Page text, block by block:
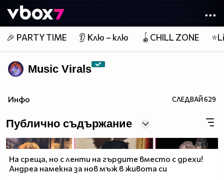
👾
🎉 PARTY TIME 👂 Клю – клю 🪀CHILL ZONE
Music Virals
Инфо СЛЕДВАЙ629
Публично съдържание
На среща, но с ленти на гърдите вместо с дрехи!
Андреа намекна за нов мъж в живота си